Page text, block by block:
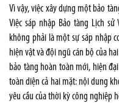
Vì vậy, việc xây dựng một bảo
Việc sáp nhập Bảo tàng Lịch sử
không phải là một sự sáp nhập
hiện vật và đội ngũ cán bộ của
bảo tàng hoàn toàn mới, hiện
toàn diện cả hai mặt: nội dung
yêu cầu của thời kỳ công nghiệp